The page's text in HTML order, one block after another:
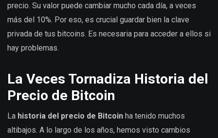
precio. Su valor puede cambiar mucho cada día, a veces
más del 10%. Por eso, es crucial guardar bien la clave
privada de tus bitcoins. Es necesaria para acceder a ellos si
hay problemas.
La Veces Tornadiza Historia del
Precio de Bitcoin
La historia del precio de Bitcoin ha tenido muchos
altibajos. A lo largo de los años, hemos visto cambios